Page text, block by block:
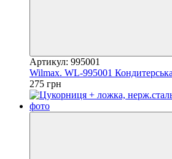
Артикул: 995001
Wilmax. WL-995001
275 грн